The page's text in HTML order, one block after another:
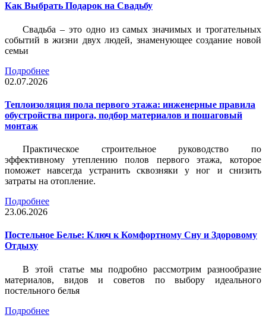
Как Выбрать Подарок на Свадьбу
Свадьба – это одно из самых значимых и трогательных
событий в жизни двух людей, знаменующее создание новой
семьи
Подробнее
02.07.2026
Теплоизоляция пола первого этажа: инженерные правила
обустройства пирога, подбор материалов и пошаговый
монтаж
Практическое строительное руководство по
эффективному утеплению полов первого этажа, которое
поможет навсегда устранить сквозняки у ног и снизить
затраты на отопление.
Подробнее
23.06.2026
Постельное Белье: Ключ к Комфортному Сну и Здоровому
Отдыху
В этой статье мы подробно рассмотрим разнообразие
материалов, видов и советов по выбору идеального
постельного белья
Подробнее